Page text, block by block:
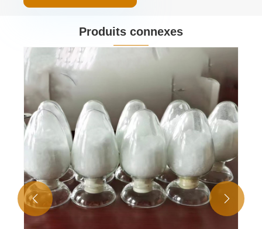
Produits connexes
 